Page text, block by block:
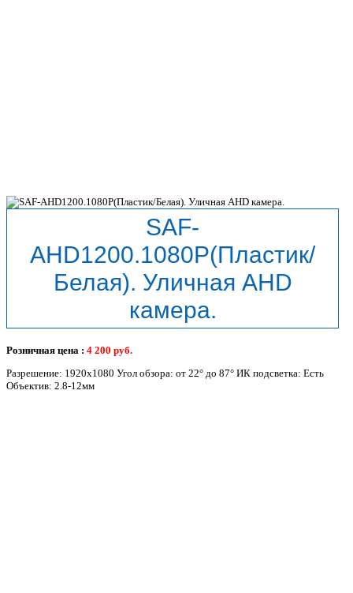
SAF-
AHD1200.1080P(Пластик/
Белая). Уличная AHD
камера.
Розничная цена : 4 200 руб.
Разрешение: 1920x1080 Угол обзора: от 22° до 87° ИК подсветка: Есть
Объектив: 2.8-12мм